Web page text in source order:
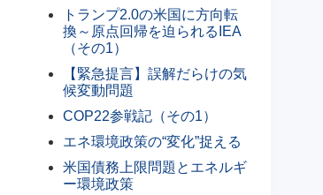
トランプ2.0の米国に方向転
換～原点回帰を迫られるIEA
（その1）
【緊急提言】誤解だらけの気
候変動問題
COP22参戦記（その1）
エネ環境政策の“変化”捉える
米国債務上限問題とエネルギ
ー環境政策